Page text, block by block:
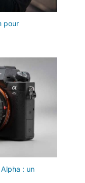
et
finition
une
tandis
au point
de prise
idéal
pour
: un